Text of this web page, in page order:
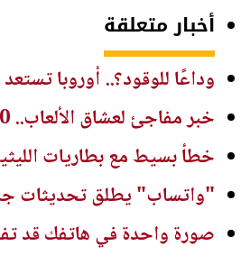
أخبار متعلقة
وداعًا للوقود؟.. أوروبا تستعد
خبر مفاجئ لعشاق الألعاب.. Xbox 360 يصل إلى الحواسيب
خطأ بسيط مع بطاريات
"واتساب" يطلق تحديثات
صورة واحدة في هاتفك قد